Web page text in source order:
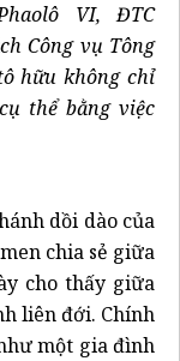
VI, ĐTC
Công vụ Tông
hữu không chỉ
thể bằng việc
dồi dào của
chia sẻ giữa
cho thấy giữa
liên đới. Chính
một gia đình